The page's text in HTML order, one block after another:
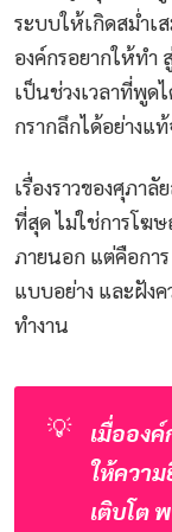
ระบบให้เกิดสม่ำเ
องค์กรอยากให้ทำ
เป็นช่วงเวลาที่พูด
กรากลึกได้อย่างแท้
เรื่องราวของศุภา
ที่สุด ไม่ใช่การโฆ
ภายนอก แต่คือกา
แบบอย่าง และฝัง
ทำงาน
💡
เมื่ออง
ให้ควา
เติบโต